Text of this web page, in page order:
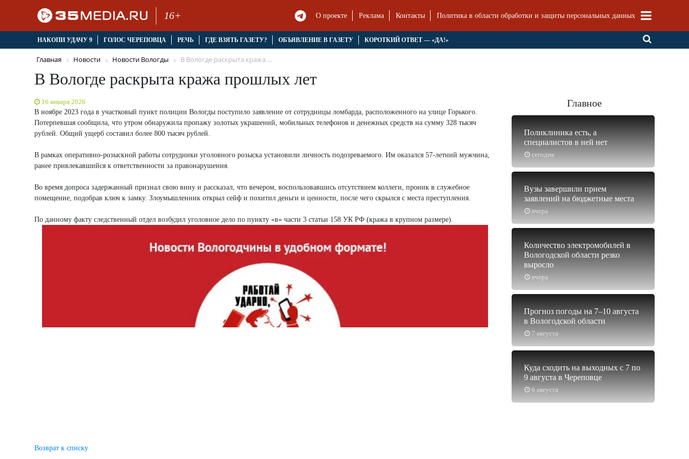
16+ О проекте Реклама Контакты Политика в области обработки и защиты персональных данных
НАКОПИ УДАЧУ 9 ГОЛОС ЧЕРЕПОВЦА РЕЧЬ ГДЕ ВЗЯТЬ ГАЗЕТУ? ОБЪЯВЛЕНИЕ В ГАЗЕТУ КОРОТКИЙ ОТВЕТ — «ДА!»
Главная Новости Новости Вологды В Вологде раскрыта кража ...
В Вологде раскрыта кража прошлых лет
16 января 2026
В ноябре 2023 года в участковый пункт полиции Вологды поступило заявление от сотрудницы ломбарда, расположенного на улице Горького.
Потерпевшая сообщила, что утром обнаружила пропажу золотых украшений, мобильных телефонов и денежных средств на сумму 328 тысяч
рублей. Общий ущерб составил более 800 тысяч рублей.
В рамках оперативно-розыскной работы сотрудники уголовного розыска установили личность подозреваемого. Им оказался 57-летний мужчина,
ранее привлекавшийся к ответственности за правонарушения.
Во время допроса задержанный признал свою вину и рассказал, что вечером, воспользовавшись отсутствием коллеги, проник в служебное
помещение, подобрав ключ к замку. Злоумышленник открыл сейф и похитил деньги и ценности, после чего скрылся с места преступления.
По данному факту следственный отдел возбудил уголовное дело по пункту «в» части 3 статьи 158 УК РФ (кража в крупном размере).
Главное
сегодня
Поликлиника есть, а
специалистов в ней нет
вчера
Вузы завершили прием
заявлений на бюджетные места
вчера
Количество электромобилей в
Вологодской области резко
выросло
7 августа
Прогноз погоды на 7–10 августа
в Вологодской области
6 августа
Куда сходить на выходных с 7 по
9 августа в Череповце
Возврат к списку